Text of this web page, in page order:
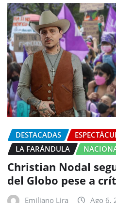
DESTACADAS
LA FARÁNDULA
Christian Nodal
del Globo pese a
Emiliano Lira Ago 6,